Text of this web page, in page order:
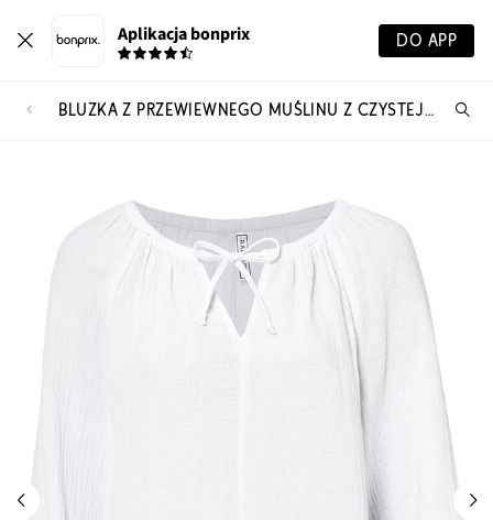
Aplikacja bonprix DO APP
BLUZKA Z PRZEWIEWNEGO MUŚLINU Z CZYSTEJ BAWEŁNY